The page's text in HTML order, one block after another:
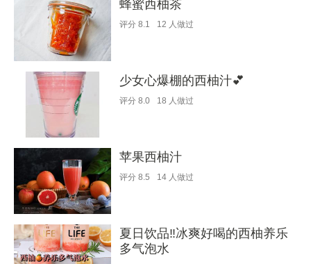
蜂蜜西柚茶
评分 8.1 12 人做过
少女心爆棚的西柚汁💕
评分 8.0 18 人做过
苹果西柚汁
评分 8.5 14 人做过
夏日饮品‼️冰爽好喝的西柚养乐
多气泡水